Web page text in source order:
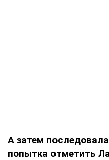
А затем
попытка отметить